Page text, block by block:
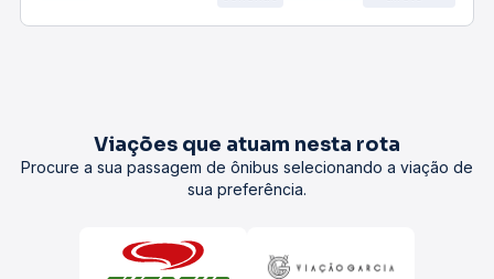
Viações que atuam nesta rota
Procure a sua passagem de ônibus selecionando a viação de
sua preferência.